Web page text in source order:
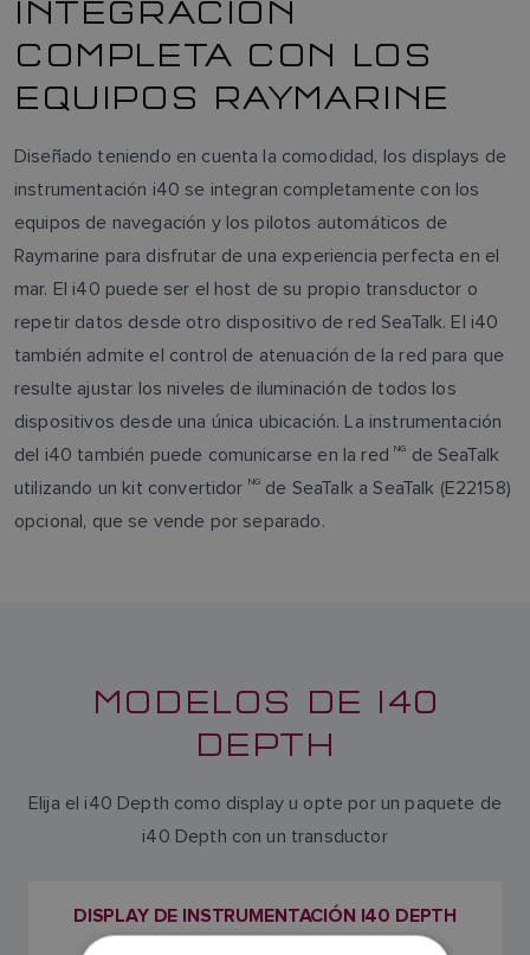
INTEGRACIÓN
COMPLETA CON LOS
EQUIPOS RAYMARINE
Diseñado teniendo en cuenta la comodidad, los displays de
instrumentación i40 se integran completamente con los
equipos de navegación y los pilotos automáticos de
Raymarine para disfrutar de una experiencia perfecta en el
mar. El i40 puede ser el host de su propio transductor o
repetir datos desde otro dispositivo de red SeaTalk. El i40
también admite el control de atenuación de la red para que
resulte ajustar los niveles de iluminación de todos los
dispositivos desde una única ubicación. La instrumentación
del i40 también puede comunicarse en la redNG
de SeaTalk
utilizando un kit convertidor NG de SeaTalk a SeaTalk (E22158)
opcional, que se vende por separado.
MODELOS DE I40
DEPTH
Elija el i40 Depth como display u opte por un paquete de
i40 Depth con un transductor
DISPLAY DE INSTRUMENTACIÓN I40 DEPTH